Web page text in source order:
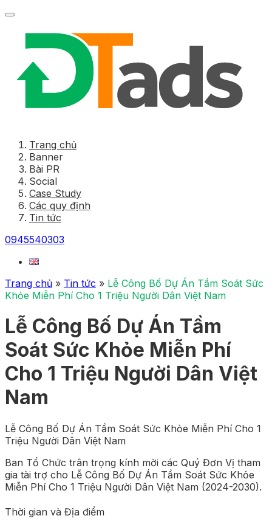
Trang chủ
Banner
Bài PR
Social
Case Study
Các quy định
Tin tức
0945540303
Trang chủ » Tin tức » Lễ Công Bố Dự Án Tầm Soát Sức
Khỏe Miễn Phí Cho 1 Triệu Người Dân Việt Nam
Lễ Công Bố Dự Án Tầm
Soát Sức Khỏe Miễn Phí
Cho 1 Triệu Người Dân Việt
Nam
Lễ Công Bố Dự Án Tầm Soát Sức Khỏe Miễn Phí Cho 1
Triệu Người Dân Việt Nam
Ban Tổ Chức trân trọng kính mời các Quý Đơn Vị tham
gia tài trợ cho Lễ Công Bố Dự Án Tầm Soát Sức Khỏe
Miễn Phí Cho 1 Triệu Người Dân Việt Nam (2024-2030).
Thời gian và Địa điểm